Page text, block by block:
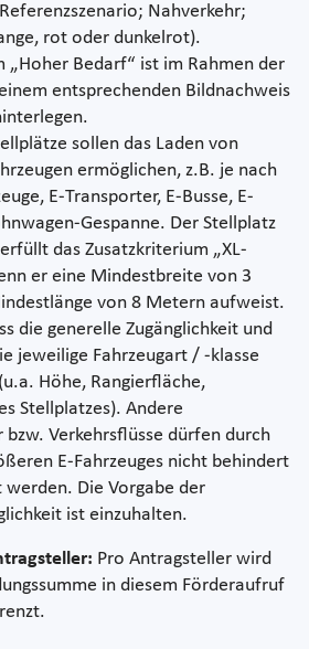
Nahverkehr;
rot oder dunkelrot).
„Hoher Bedarf“ ist im Rahmen der
entsprechenden Bildnachweis
sollen das Laden von
ermöglichen, z.B. je nach
E-Transporter, E-Busse, E-
Gespanne. Der Stellplatz
das Zusatzkriterium „XL-
er eine Mindestbreite von 3
von 8 Metern aufweist.
die generelle Zugänglichkeit und
jeweilige Fahrzeugart / -klasse
Höhe, Rangierfläche,
Stellplatzes). Andere
Verkehrsflüsse dürfen durch
E-Fahrzeuges nicht behindert
Die Vorgabe der
ist einzuhalten.
Pro Antragsteller wird
in diesem Förderaufruf